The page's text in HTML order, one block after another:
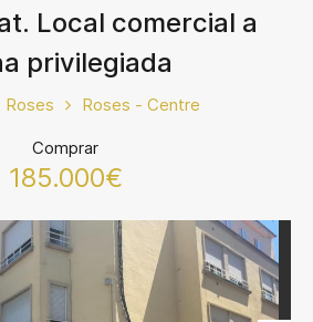
Local comercial a
privilegiada
Roses Roses - Centre
Comprar
185.000€